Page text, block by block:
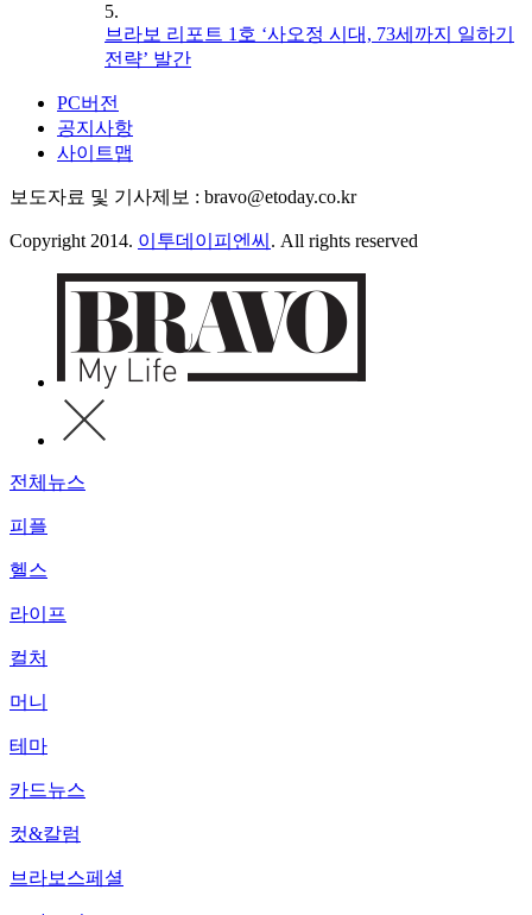
5.
브라보 리포트 1호 ‘사오정 시대, 73세까지 일하기
전략’ 발간
PC버전
공지사항
사이트맵
보도자료 및 기사제보 : bravo@etoday.co.kr
Copyright 2014. 이투데이피엔씨 . All rights reserved
전체뉴스
피플
헬스
라이프
컬처
머니
테마
카드뉴스
컷&칼럼
브라보스페셜